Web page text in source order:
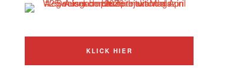
KLICK HIER